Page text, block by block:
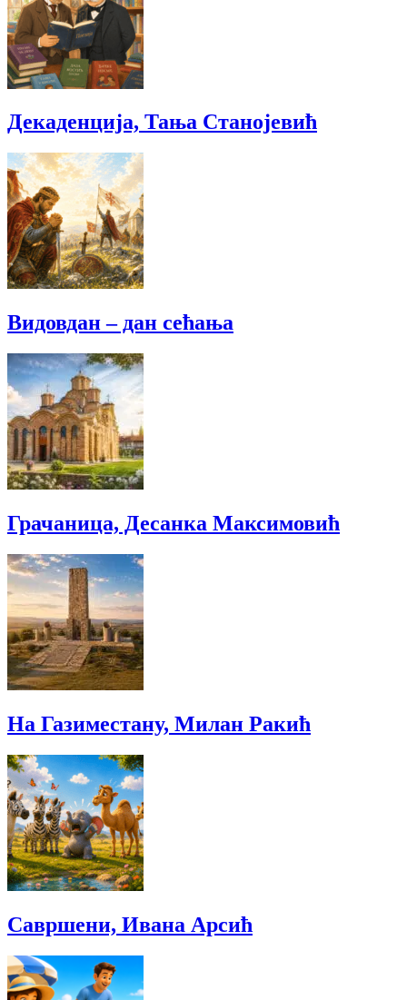
Декаденција, Тања Станојевић
Видовдан – дан сећања
Грачаница, Десанка Максимовић
На Газиместану, Милан Ракић
Савршени, Ивана Арсић